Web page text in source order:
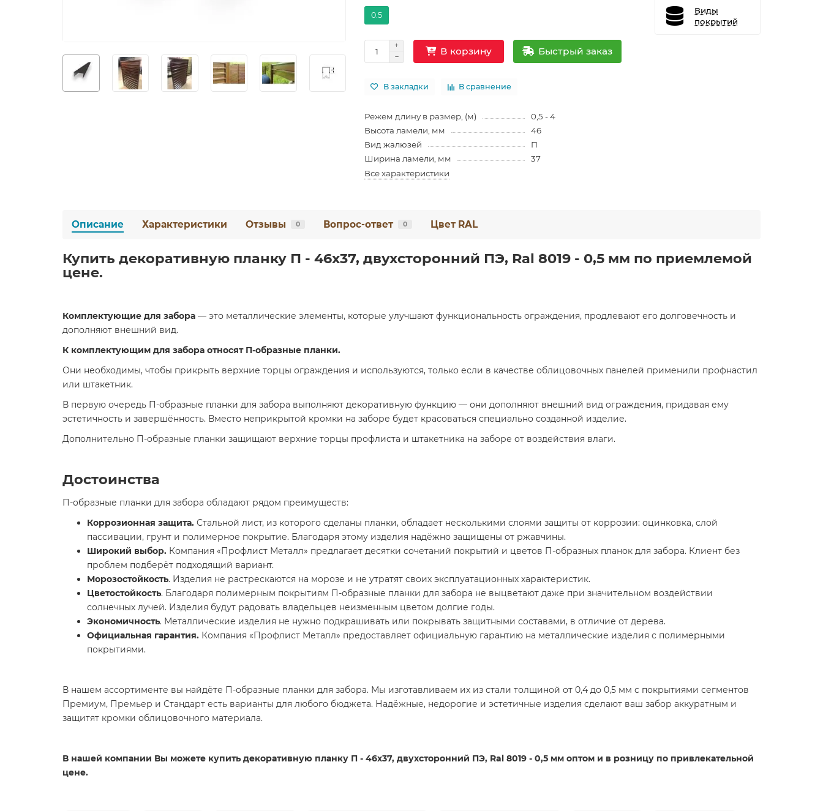
0.5
В корзину Быстрый заказ
В закладки В сравнение
Режем длину в размер, (м)
0,5 - 4
Высота ламели, мм
46
Вид жалюзей
П
Ширина ламели, мм
37
Все характеристики
Виды
покрытий
Описание Характеристики Отзывы 0 Вопрос-ответ 0 Цвет RAL
Купить декоративную планку П - 46х37, двухсторонний ПЭ, Ral 8019 - 0,5 мм по приемлемой
цене.
Комплектующие для забора — это металлические элементы, которые улучшают функциональность ограждения, продлевают его долговечность и
дополняют внешний вид.
К комплектующим для забора относят П-образные планки.
Они необходимы, чтобы прикрыть верхние торцы ограждения и используются, только если в качестве облицовочных панелей применили профнастил
или штакетник.
В первую очередь П-образные планки для забора выполняют декоративную функцию — они дополняют внешний вид ограждения, придавая ему
эстетичность и завершённость. Вместо неприкрытой кромки на заборе будет красоваться специально созданной изделие.
Дополнительно П-образные планки защищают верхние торцы профлиста и штакетника на заборе от воздействия влаги.
Достоинства
П-образные планки для забора обладают рядом преимуществ:
Коррозионная защита. Стальной лист, из которого сделаны планки, обладает несколькими слоями защиты от коррозии: оцинковка, слой
пассивации, грунт и полимерное покрытие. Благодаря этому изделия надёжно защищены от ржавчины.
Широкий выбор. Компания «Профлист Металл» предлагает десятки сочетаний покрытий и цветов П-образных планок для забора. Клиент без
проблем подберёт подходящий вариант.
Морозостойкость. Изделия не растрескаются на морозе и не утратят своих эксплуатационных характеристик.
Цветостойкость. Благодаря полимерным покрытиям П-образные планки для забора не выцветают даже при значительном воздействии
солнечных лучей. Изделия будут радовать владельцев неизменным цветом долгие годы.
Экономичность. Металлические изделия не нужно подкрашивать или покрывать защитными составами, в отличие от дерева.
Официальная гарантия. Компания «Профлист Металл» предоставляет официальную гарантию на металлические изделия с полимерными
покрытиями.
В нашем ассортименте вы найдёте П-образные планки для забора. Мы изготавливаем их из стали толщиной от 0,4 до 0,5 мм с покрытиями сегментов
Премиум, Премьер и Стандарт есть варианты для любого бюджета. Надёжные, недорогие и эстетичные изделия сделают ваш забор аккуратным и
защитят кромки облицовочного материала.
В нашей компании Вы можете купить декоративную планку П - 46х37, двухсторонний ПЭ, Ral 8019 - 0,5 мм оптом и в розницу по привлекательной
цене.